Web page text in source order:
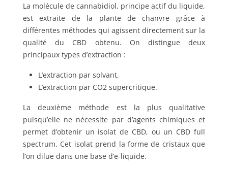
La molécule de cannabidiol, principe actif du liquide,
est extraite de la plante de chanvre grâce à
différentes méthodes qui agissent directement sur la
qualité du CBD obtenu. On distingue deux
principaux types d’extraction :
L’extraction par solvant,
L’extraction par CO2 supercritique.
La deuxième méthode est la plus qualitative
puisqu’elle ne nécessite par d’agents chimiques et
permet d’obtenir un isolat de CBD, ou un CBD full
spectrum. Cet isolat prend la forme de cristaux que
l’on dilue dans une base d’e-liquide.